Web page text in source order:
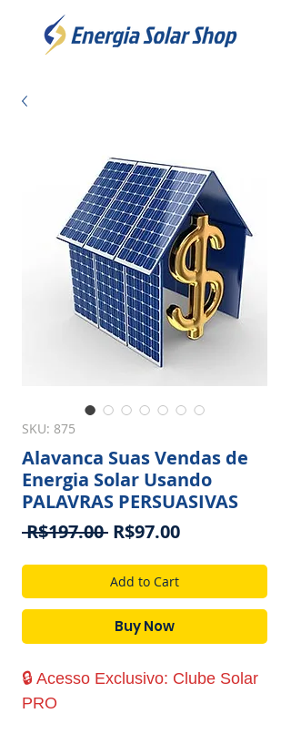
SKU: 875
Alavanca Suas Vendas de
Energia Solar Usando
PALAVRAS PERSUASIVAS
R$197.00 Regular
R$97.00Sale
Add to Cart
Buy Now
🔒 Acesso Exclusivo: Clube Solar
PRO